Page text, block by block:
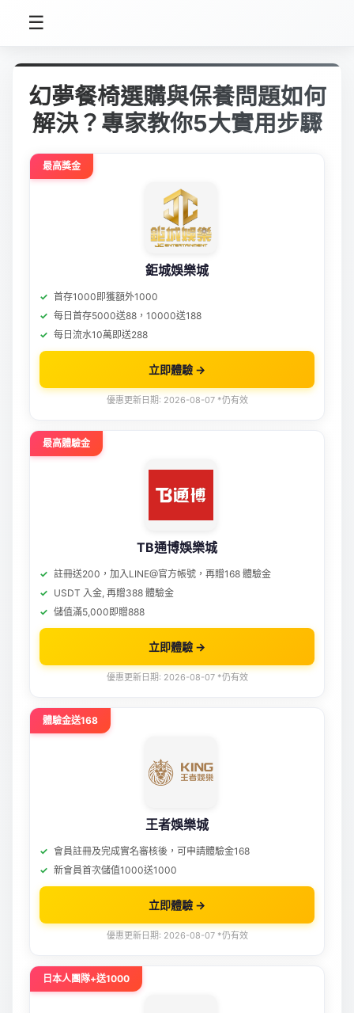
☰
幻夢餐椅選購與保養問題如何
解決？專家教你5大實用步驟
最高獎金
鉅城娛樂城
首存1000即獲額外1000
每日首存5000送88，10000送188
每日流水10萬即送288
立即體驗 →
優惠更新日期: 2026-08-07 *仍有效
最高體驗金
TB通博娛樂城
註冊送200，加入LINE@官方帳號，再贈168 體驗金
USDT 入金, 再贈388 體驗金
儲值滿5,000即贈888
立即體驗 →
優惠更新日期: 2026-08-07 *仍有效
體驗金送168
王者娛樂城
會員註冊及完成實名審核後，可申請體驗金168
新會員首次儲值1000送1000
立即體驗 →
優惠更新日期: 2026-08-07 *仍有效
日本人團隊+送1000